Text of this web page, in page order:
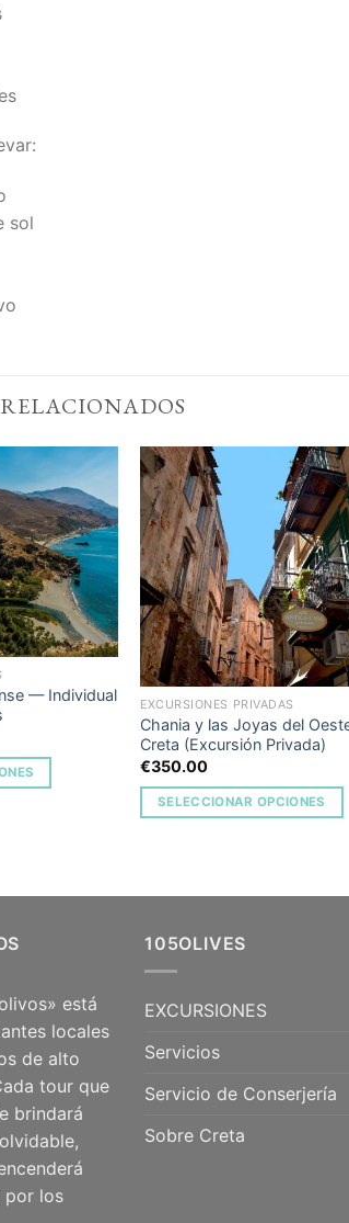
sol
Add to
Wishlist
— Individual
EXCURSIONES PRIVADAS
Chania y las Joyas del
Creta (Excursión Privada)
€350.00
SELECCIONAR OPCIONES
está
locales
de alto
tour que
brindará
por los
105OLIVES
EXCURSIONES
Servicios
Servicio de Conserjería
Sobre Creta